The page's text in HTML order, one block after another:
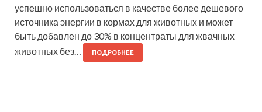
успешно использоваться в качестве более дешевого
источника энергии в кормах для животных и может
быть добавлен до 30% в концентраты для жвачных
животных без…
ПОДРОБНЕЕ